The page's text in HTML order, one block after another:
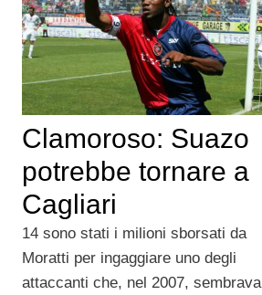
Clamoroso: Suazo
potrebbe tornare a
Cagliari
14 sono stati i milioni sborsati da
Moratti per ingaggiare uno degli
attaccanti che, nel 2007, sembrava